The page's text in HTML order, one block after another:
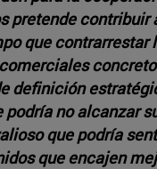
pretende contribuir
que
definición
no alcanzar
que podría
que encajen